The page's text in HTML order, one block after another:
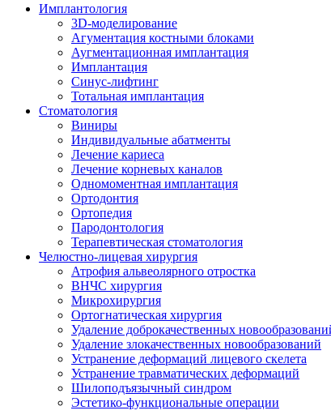
Имплантология
3D-моделирование
Агументация костными блоками
Аугментационная имплантация
Имплантация
Синус-лифтинг
Тотальная имплантация
Стоматология
Виниры
Индивидуальные абатменты
Лечение кариеса
Лечение корневых каналов
Одномоментная имплантация
Ортодонтия
Ортопедия
Пародонтология
Терапевтическая стоматология
Челюстно-лицевая хирургия
Атрофия альвеолярного отростка
ВНЧС хирургия
Микрохирургия
Ортогнатическая хирургия
Удаление доброкачественных
Удаление злокачественных новообразований
Устранение деформаций лицевого скелета
Устранение травматических деформаций
Шилоподъязычный синдром
Эстетико-функциональные операции